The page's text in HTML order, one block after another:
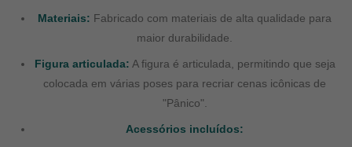
Materiais: Fabricado com materiais de alta qualidade para
maior durabilidade.
Figura articulada: A figura é articulada, permitindo que seja
colocada em várias poses para recriar cenas icônicas de
"Pânico".
Acessórios incluídos: